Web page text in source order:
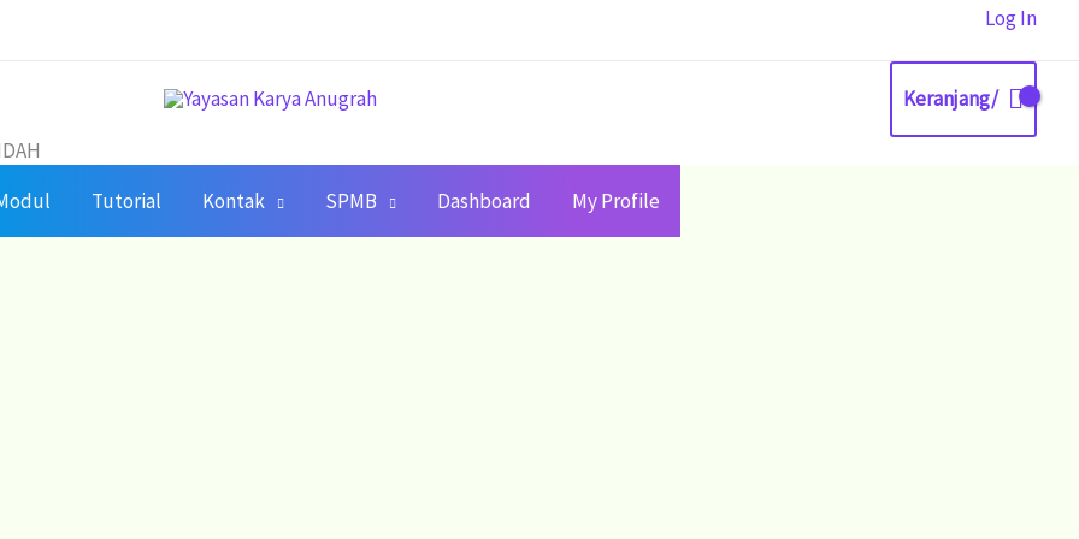
Log In
Keranjang/
Tutorial Kontak SPMB Dashboard My Profile